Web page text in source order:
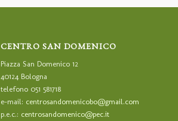
CENTRO SAN DOMENICO
Piazza San Domenico 12
40124 Bologna
telefono 051 581718
e-mail: centrosandomenicobo@gmail.com
p.e.c.: centrosandomenico@pec.it